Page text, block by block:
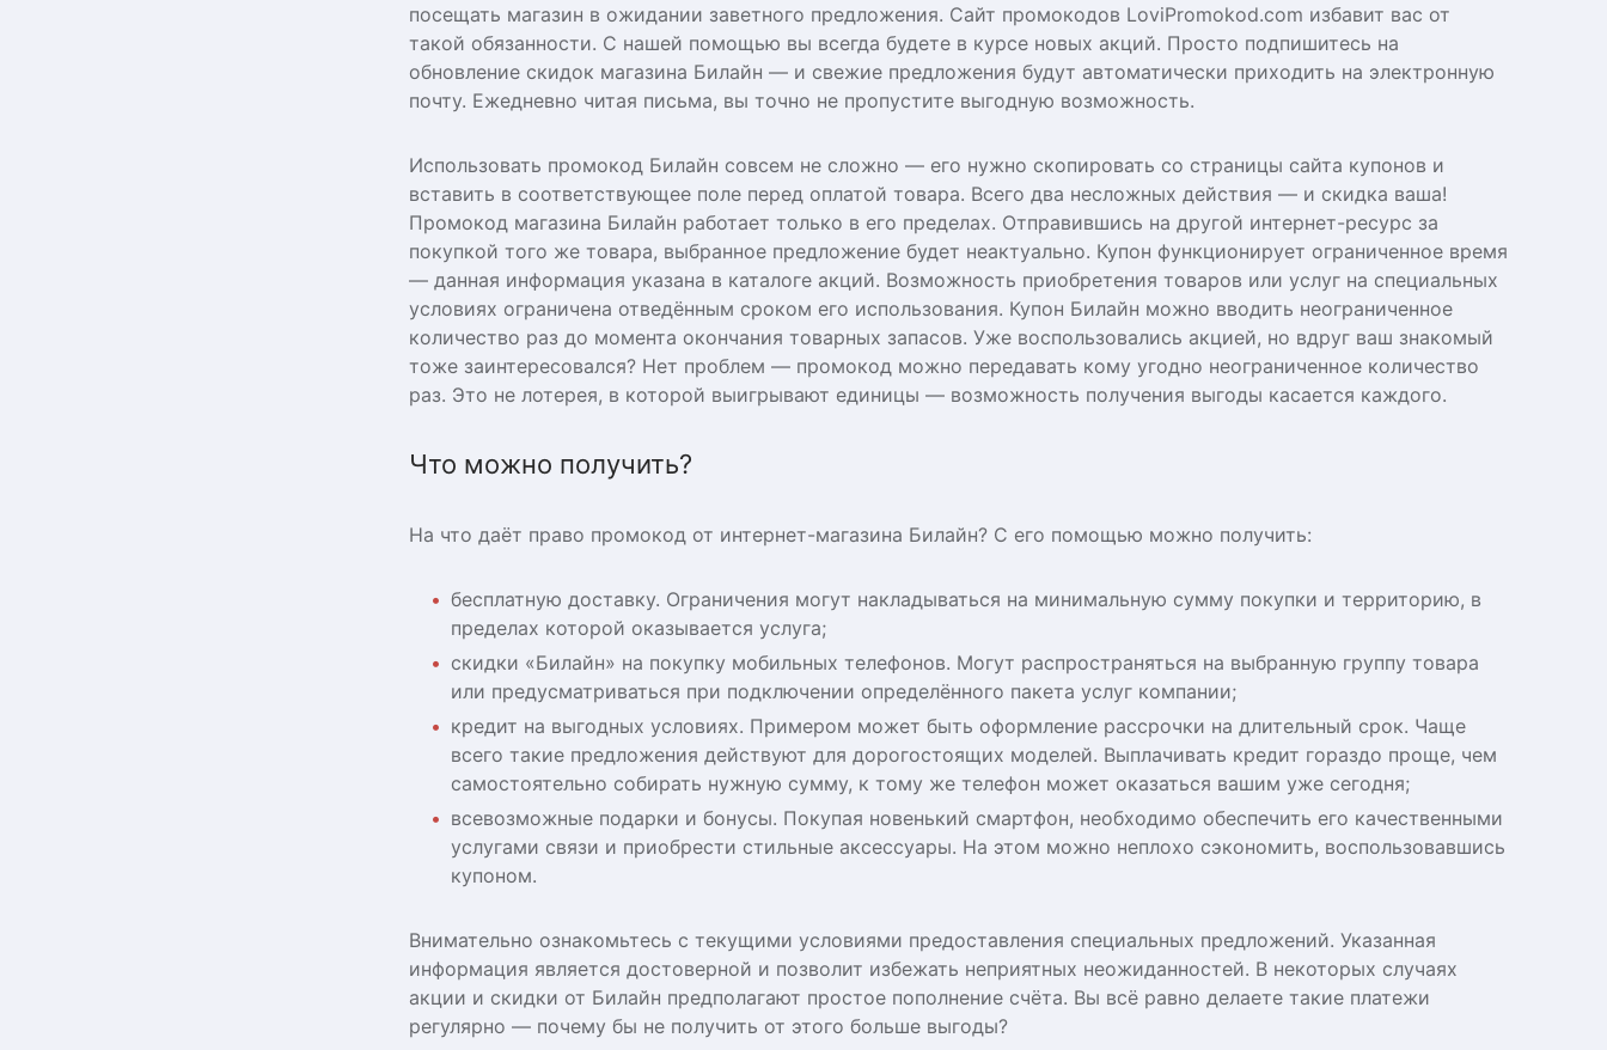
посещать магазин в ожидании заветного предложения. Сайт промокодов LoviPromokod.com избавит вас от
такой обязанности. С нашей помощью вы всегда будете в курсе новых акций. Просто подпишитесь на
обновление скидок магазина Билайн — и свежие предложения будут автоматически приходить на электронную
почту. Ежедневно читая письма, вы точно не пропустите выгодную возможность.
Использовать промокод Билайн совсем не сложно — его нужно скопировать со страницы сайта купонов и
вставить в соответствующее поле перед оплатой товара. Всего два несложных действия — и скидка ваша!
Промокод магазина Билайн работает только в его пределах. Отправившись на другой интернет-ресурс за
покупкой того же товара, выбранное предложение будет неактуально. Купон функционирует ограниченное время
— данная информация указана в каталоге акций. Возможность приобретения товаров или услуг на специальных
условиях ограничена отведённым сроком его использования. Купон Билайн можно вводить неограниченное
количество раз до момента окончания товарных запасов. Уже воспользовались акцией, но вдруг ваш знакомый
тоже заинтересовался? Нет проблем — промокод можно передавать кому угодно неограниченное количество
раз. Это не лотерея, в которой выигрывают единицы — возможность получения выгоды касается каждого.
Что можно получить?
На что даёт право промокод от интернет-магазина Билайн? С его помощью можно получить:
бесплатную доставку. Ограничения могут накладываться на минимальную сумму покупки и территорию, в
пределах которой оказывается услуга;
скидки «Билайн» на покупку мобильных телефонов. Могут распространяться на выбранную группу товара
или предусматриваться при подключении определённого пакета услуг компании;
кредит на выгодных условиях. Примером может быть оформление рассрочки на длительный срок. Чаще
всего такие предложения действуют для дорогостоящих моделей. Выплачивать кредит гораздо проще, чем
самостоятельно собирать нужную сумму, к тому же телефон может оказаться вашим уже сегодня;
всевозможные подарки и бонусы. Покупая новенький смартфон, необходимо обеспечить его качественными
услугами связи и приобрести стильные аксессуары. На этом можно неплохо сэкономить, воспользовавшись
купоном.
Внимательно ознакомьтесь с текущими условиями предоставления специальных предложений. Указанная
информация является достоверной и позволит избежать неприятных неожиданностей. В некоторых случаях
акции и скидки от Билайн предполагают простое пополнение счёта. Вы всё равно делаете такие платежи
регулярно — почему бы не получить от этого больше выгоды?